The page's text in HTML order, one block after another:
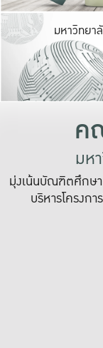
มหาวิทยา
ค
มห
มุ่งเน้นบัณฑิตศึกษา
บริหารโครงก